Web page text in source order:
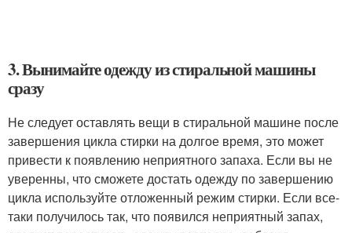
3. Вынимайте одежду из стиральной машины
сразу
Не следует оставлять вещи в стиральной машине после
завершения цикла стирки на долгое время, это может
привести к появлению неприятного запаха. Если вы не
уверенны, что сможете достать одежду по завершению
цикла используйте отложенный режим стирки. Если все-
таки получилось так, что появился неприятный запах,